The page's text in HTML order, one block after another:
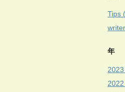
Tips
年